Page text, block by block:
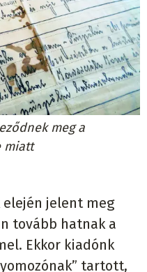
meg a
miatt
elején jelent meg
tovább hatnak a
Ekkor kiadónk
tartott,